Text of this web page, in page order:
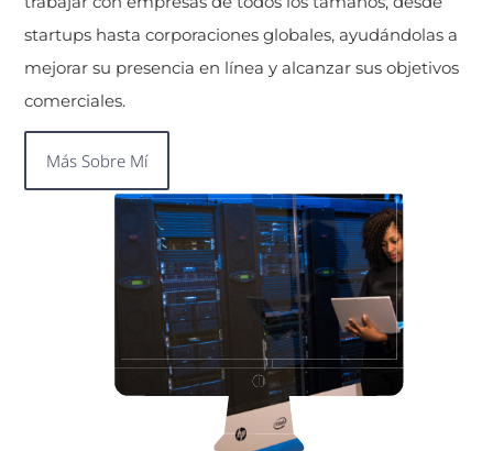
startups hasta corporaciones globales, ayudándolas a
mejorar su presencia en línea y alcanzar sus objetivos
comerciales.
Más Sobre Mí